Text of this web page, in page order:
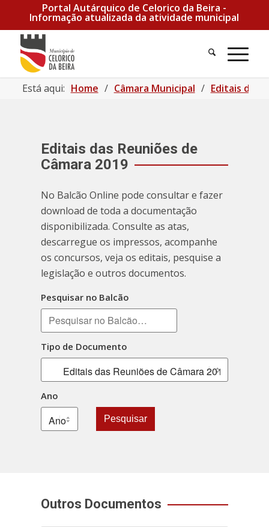
Portal Autárquico de Celorico da Beira -
Informação atualizada da atividade municipal
Pesquisa
Está aqui: Home / Câmara Municipal / Editais das
Editais das Reuniões de
Câmara 2019
No Balcão Online pode consultar e fazer
download de toda a documentação
disponibilizada. Consulte as atas,
descarregue os impressos, acompanhe
os concursos, veja os editais, pesquise a
legislação e outros documentos.
Pesquisar no Balcão
Tipo de Documento
Ano
Pesquisar
Outros Documentos